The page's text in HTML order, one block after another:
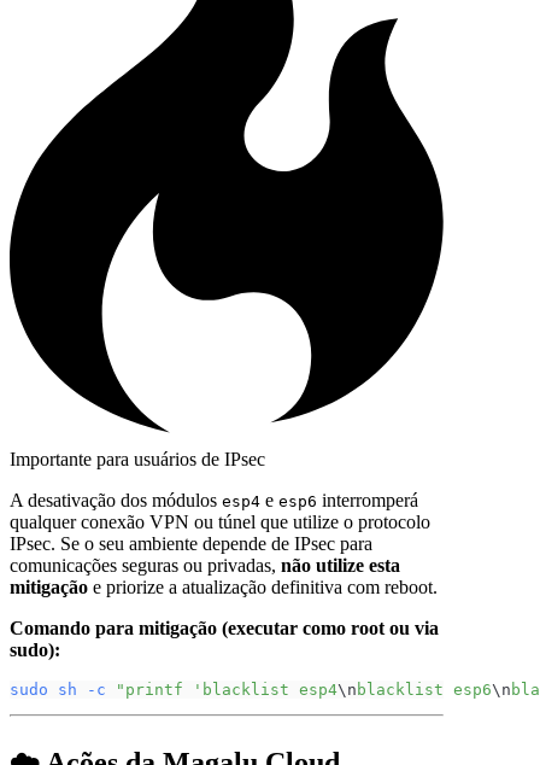
Importante para usuários de IPsec
A desativação dos módulos esp4 e esp6 interromperá
qualquer conexão VPN ou túnel que utilize o protocolo
IPsec. Se o seu ambiente depende de IPsec para
comunicações seguras ou privadas, não utilize esta
mitigação e priorize a atualização definitiva com reboot.
Comando para mitigação (executar como root ou via
sudo):
sudo sh -c "printf 'blacklist esp4\n blacklist esp6\n